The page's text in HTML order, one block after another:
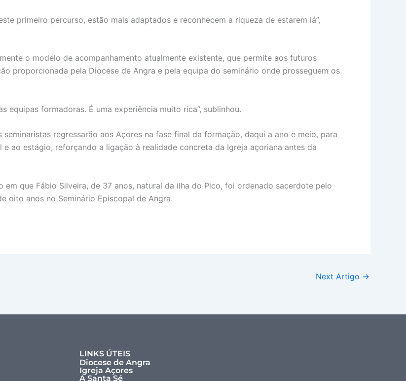
primeiro percurso, estão mais adaptados e reconhecem a riqueza de estarem lá”,
o modelo de acompanhamento atualmente existente, que permite aos futuros
proporcionada pela Diocese de Angra e pela equipa do seminário onde prosseguem os
equipas formadoras. É uma experiência muito rica”, sublinhou.
regressarão aos Açores na fase final da formação, daqui a ano e meio, para
ao estágio, reforçando a ligação à realidade concreta da Igreja açoriana antes da
que Fábio Silveira, de 37 anos, natural da ilha do Pico, foi ordenado sacerdote pelo
oito anos no Seminário Episcopal de Angra.
Next Artigo →
LINKS ÚTEIS
Diocese de Angra
Igreja Açores
A Santa Sé